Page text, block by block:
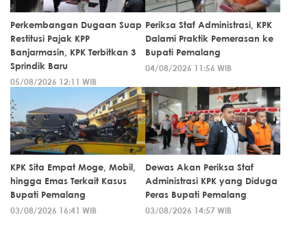
Perkembangan Dugaan Suap
Restitusi Pajak KPP
Banjarmasin, KPK Terbitkan 3
Sprindik Baru
05/08/2026 12:11 WIB
Periksa Staf Administrasi, KPK
Dalami Praktik Pemerasan ke
Bupati Pemalang
04/08/2026 11:56 WIB
KPK Sita Empat Moge, Mobil,
hingga Emas Terkait Kasus
Bupati Pemalang
03/08/2026 16:41 WIB
Dewas Akan Periksa Staf
Administrasi KPK yang Diduga
Peras Bupati Pemalang
03/08/2026 14:57 WIB